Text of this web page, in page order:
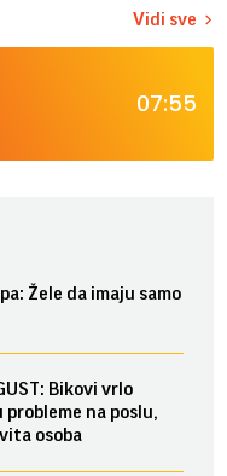
Vidi sve
07:55
Žele da imaju samo
Bikovi vrlo
na poslu,
osoba